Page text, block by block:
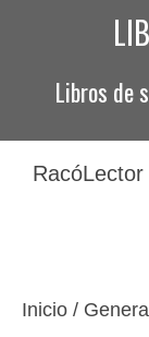
Libros de
RacóLector
Inicio / General